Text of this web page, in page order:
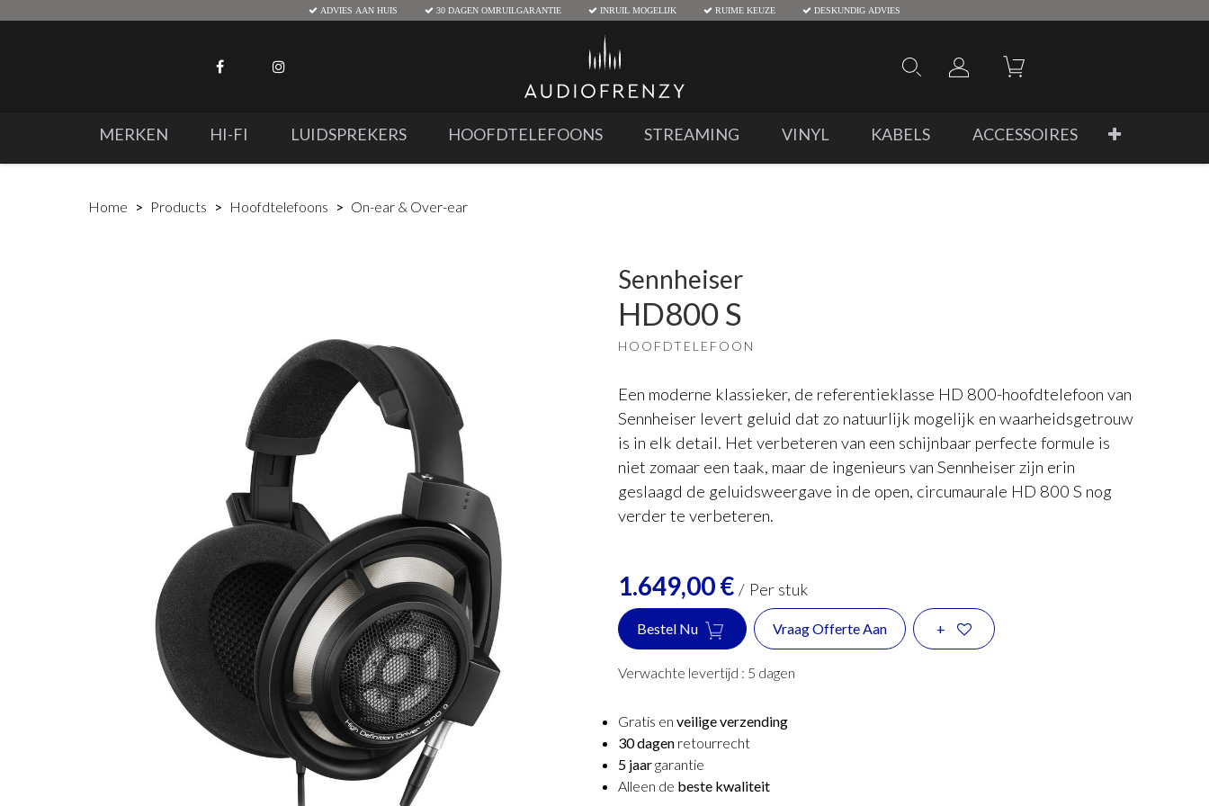
ADVIES AAN HUIS 30 DAGEN OMRUILGARANTIE INRUIL MOGELIJK RUIME KEUZE DESKUNDIG ADVIES
MERKEN HI-FI LUIDSPREKERS HOOFDTELEFOONS STREAMING VINYL KABELS ACCESSOIRES
Home Products Hoofdtelefoons On-ear & Over-ear
Sennheiser
HD800 S
HOOFDTELEFOON
Een moderne klassieker, de referentieklasse HD 800-hoofdtelefoon van
Sennheiser levert geluid dat zo natuurlijk mogelijk en waarheidsgetrouw
is in elk detail. Het verbeteren van een schijnbaar perfecte formule is
niet zomaar een taak, maar de ingenieurs van Sennheiser zijn erin
geslaagd de geluidsweergave in de open, circumaurale HD 800 S nog
verder te verbeteren.
1.649,00€ / Per stuk
Bestel Nu Vraag Offerte Aan +
Verwachte levertijd : 5 dagen
Gratis en veilige verzending
30 dagen retourrecht
5 jaargarantie
Alleen de beste kwaliteit